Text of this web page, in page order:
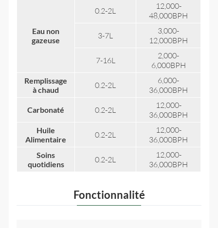
Eau non
gazeuse
0.2-2L
12,000-
48,000BPH
3-7L
3,000-
12,000BPH
7-16L
2,000-
6,000BPH
Remplissage
à chaud
0.2-2L
6,000-
36,000BPH
Carbonaté 0.2-2L
12,000-
36,000BPH
Huile
Alimentaire
0.2-2L
12,000-
36,000BPH
Soins
quotidiens
0.2-2L
12,000-
36,000BPH
Fonctionnalité